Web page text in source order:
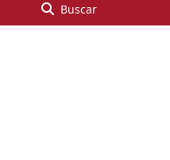
Buscar